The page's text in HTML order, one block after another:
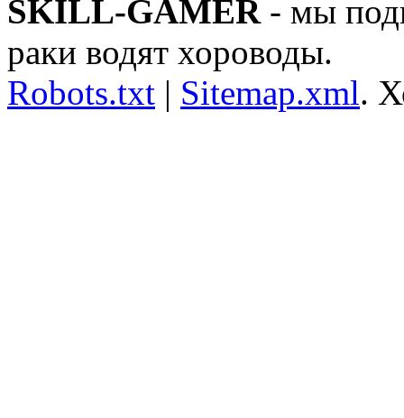
SKILL-GAMER- мы
раки водят хороводы.
Robots.txt | Sitemap.xml.